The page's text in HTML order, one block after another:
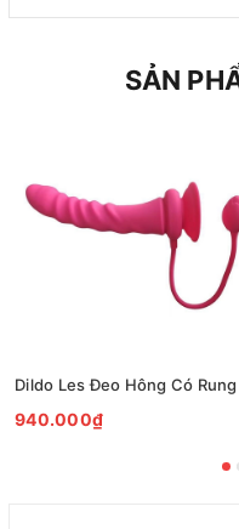
SẢN
940.000₫